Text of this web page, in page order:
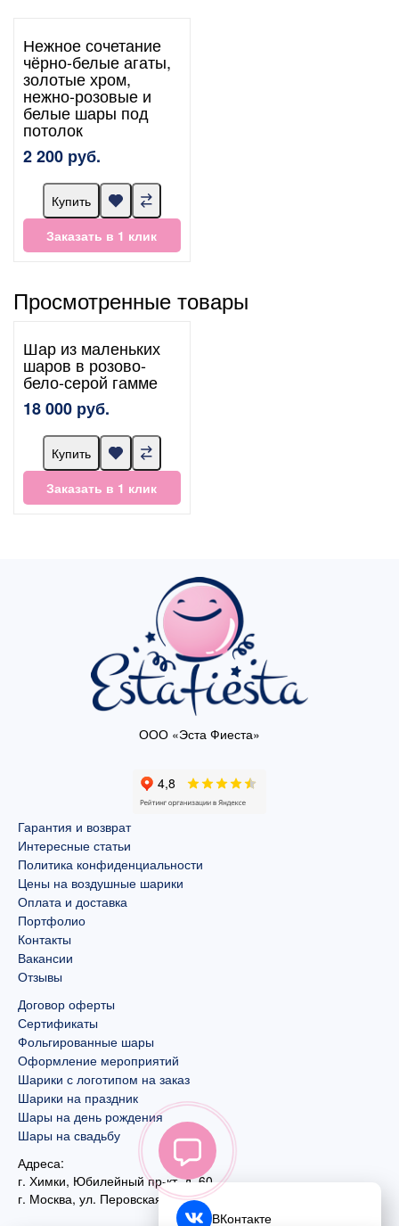
Нежное сочетание
чёрно-белые агаты,
золотые хром,
нежно-розовые и
белые шары под
потолок
2 200 руб.
Купить
Заказать в 1 клик
Просмотренные товары
Шар из маленьких
шаров в розово-
бело-серой гамме
18 000 руб.
Купить
Заказать в 1 клик
ООО «Эста Фиеста»
Гарантия и возврат
Интересные статьи
Политика конфиденциальности
Цены на воздушные шарики
Оплата и доставка
Портфолио
Контакты
Вакансии
Отзывы
Договор оферты
Сертификаты
Фольгированные шары
Оформление мероприятий
Шарики с логотипом на заказ
Шарики на праздник
Шары на день рождения
Шары на свадьбу
Адреса:
г. Химки, Юбилейный пр-кт, д. 60
г. Москва, ул. Перовская, д. 59
ВКонтакте